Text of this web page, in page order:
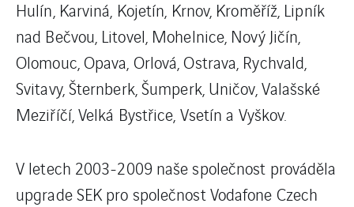
Hulín, Karviná, Kojetín, Krnov, Kroměříž, Lipník
nad Bečvou, Litovel, Mohelnice, Nový Jičín,
Olomouc, Opava, Orlová, Ostrava, Rychvald,
Svitavy, Šternberk, Šumperk, Uničov, Valašské
Meziříčí, Velká Bystřice, Vsetín a Vyškov.
V letech 2003-2009 naše společnost prováděla
upgrade SEK pro společnost Vodafone Czech